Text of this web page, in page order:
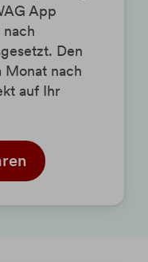
App
Den
Monat nach
auf Ihr